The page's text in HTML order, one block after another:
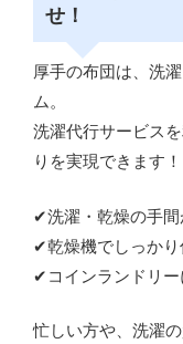
せ！
厚手の布団は、洗
ム。
洗濯代行サービス
りを実現できます！
✔洗濯・乾燥の手間
✔乾燥機でしっかり
✔コインランドリー
忙しい方や、洗濯